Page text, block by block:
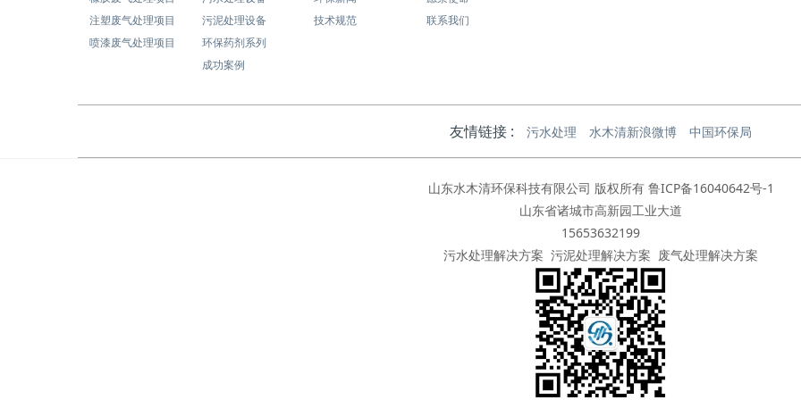
注塑废气处理项目
喷漆废气处理项目
污泥处理设备
环保药剂系列
成功案例
技术规范
联系我们
友情链接 : 污水处理 水木清新浪微博 中国环保局
山东水木清环保科技有限公司 版权所有 鲁ICP备16040642号-1
山东省诸城市高新园工业大道
15653632199
污水处理解决方案 污泥处理解决方案 废气处理解决方案